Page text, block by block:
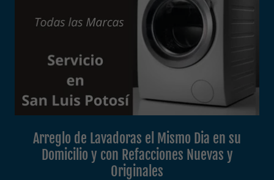
Arreglo de Lavadoras el Mismo Dia en su
Domicilio y con Refacciones Nuevas y
Originales